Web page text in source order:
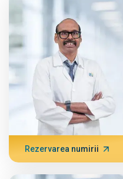
Rezervarea numirii